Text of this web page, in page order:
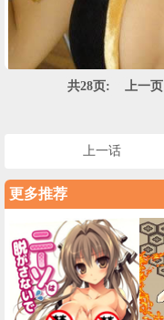
共28页: 上一页
上一话
更多推荐